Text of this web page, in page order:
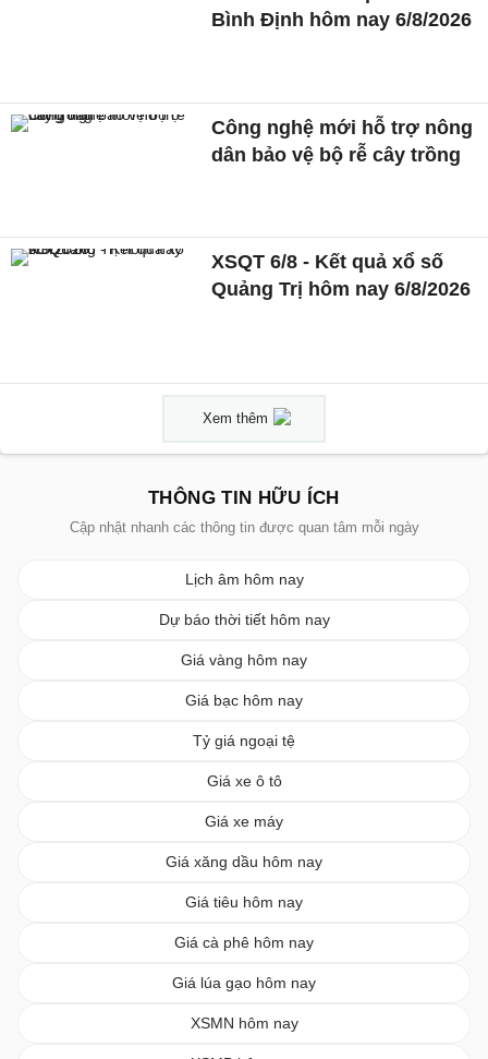
Bình Định hôm nay 6/8/2026
Công nghệ mới hỗ trợ nông
dân bảo vệ bộ rễ cây trồng
XSQT 6/8 - Kết quả xổ số
Quảng Trị hôm nay 6/8/2026
Xem thêm
THÔNG TIN HỮU ÍCH
Cập nhật nhanh các thông tin được quan tâm mỗi ngày
Lịch âm hôm nay
Dự báo thời tiết hôm nay
Giá vàng hôm nay
Giá bạc hôm nay
Tỷ giá ngoại tệ
Giá xe ô tô
Giá xe máy
Giá xăng dầu hôm nay
Giá tiêu hôm nay
Giá cà phê hôm nay
Giá lúa gạo hôm nay
XSMN hôm nay